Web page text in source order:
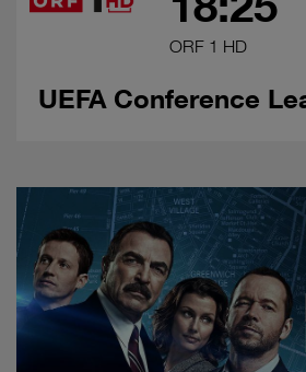
ORF 1 HD
UEFA Conference